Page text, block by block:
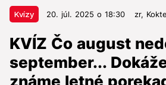
Kvízy 20. júl. 2025 o 18:30 zr,
KVÍZ Čo august
september...
známe letné
Kvízy 20. júl. 2025 o 18:30
KVÍZ Čo august
september...
známe letné